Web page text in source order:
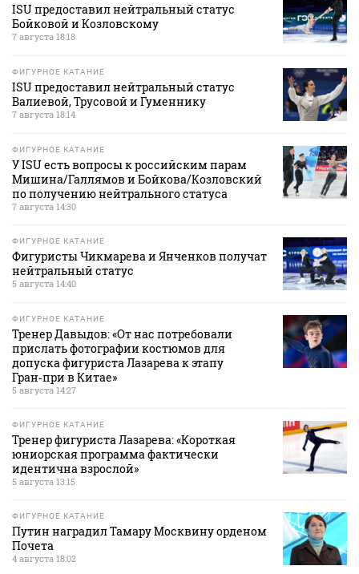
ISU предоставил нейтральный статус
Бойковой и Козловскому
7 августа 18:18
ФИГУРНОЕ КАТАНИЕ
ISU предоставил нейтральный статус
Валиевой, Трусовой и Гуменнику
7 августа 18:14
ФИГУРНОЕ КАТАНИЕ
У ISU есть вопросы к российским парам
Мишина/Галлямов и Бойкова/Козловский
по получению нейтрального статуса
7 августа 14:30
ФИГУРНОЕ КАТАНИЕ
Фигуристы Чикмарева и Янченков получат
нейтральный статус
5 августа 14:40
ФИГУРНОЕ КАТАНИЕ
Тренер Давыдов: «От нас потребовали
прислать фотографии костюмов для
допуска фигуриста Лазарева к этапу
Гран‑при в Китае»
5 августа 14:27
ФИГУРНОЕ КАТАНИЕ
Тренер фигуриста Лазарева: «Короткая
юниорская программа фактически
идентична взрослой»
5 августа 13:15
ФИГУРНОЕ КАТАНИЕ
Путин наградил Тамару Москвину орденом
Почета
4 августа 18:02